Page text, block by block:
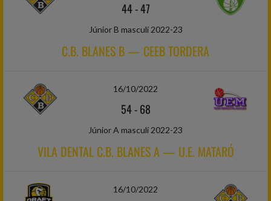
44-47
Júnior B masculí 2022-23
C.B. BLANES B — CEEB TORDERA
16/10/2022
54-68
Júnior A masculí 2022-23
VILA DENTAL C.B. BLANES A — U.E. MATARÓ
16/10/2022